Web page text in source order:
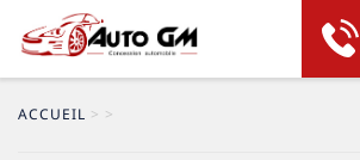
ACCUEIL > >